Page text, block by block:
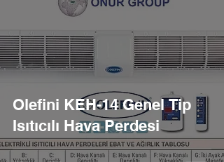
Olefini KEH-14 Genel Tip
Isıtıcılı Hava Perdesi